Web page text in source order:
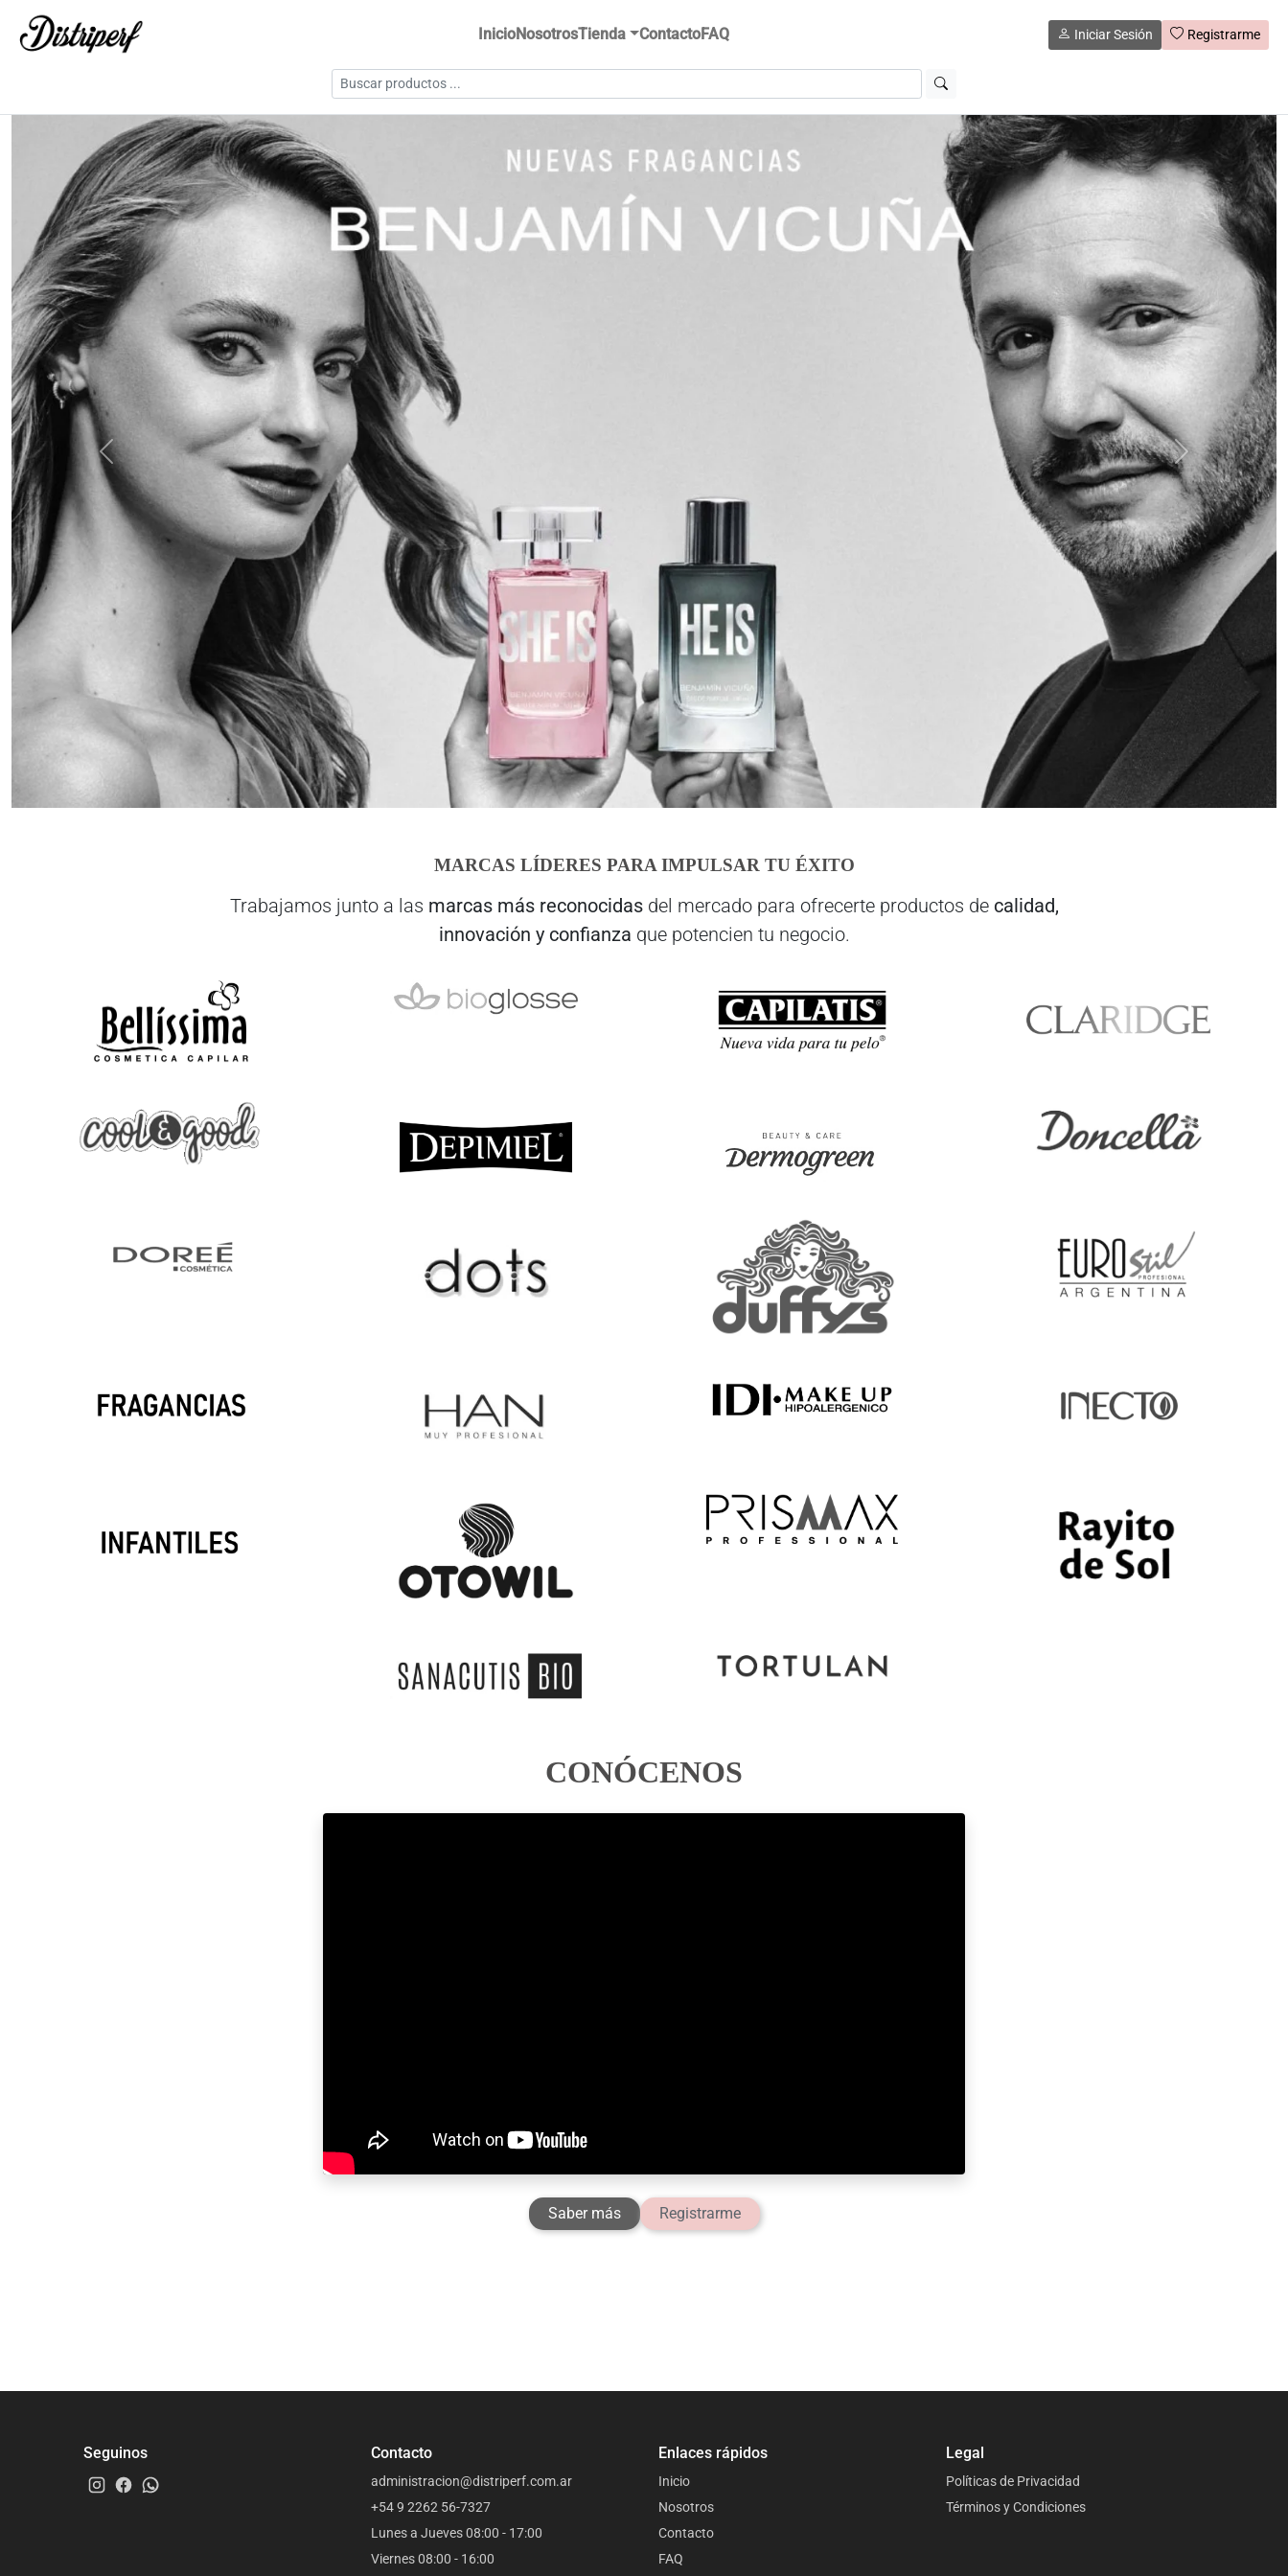
InicioNosotrosTienda ContactoFAQ Iniciar Sesión Registrarme
Anterior Siguiente
MARCAS LÍDERES PARA IMPULSAR TU ÉXITO
Trabajamos junto a las marcas más reconocidasdel mercado para ofrecerte productos de calidad,
innovación y confianza que potencien tu negocio.
CONÓCENOS
Saber más Registrarme
Seguinos Contacto
administracion@distriperf.com.ar
+54 9 2262 56-7327
Lunes a Jueves 08:00 - 17:00
Viernes 08:00 - 16:00
Enlaces rápidos
Inicio
Nosotros
Contacto
FAQ
Legal
Políticas de Privacidad
Términos y Condiciones